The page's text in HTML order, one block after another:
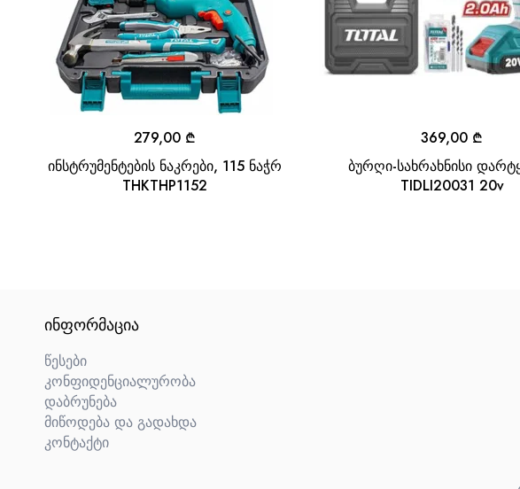
ინსტრუმენტების ნაკრები, 115 ნაჭრ
THKTHP1152
279,00 ₾
ბურღი-სახრახნისი
TIDLI20031 20v
369,00 ₾
ᲘᲜᲤᲝᲠᲛᲐᲪᲘᲐ
წესები
კონფიდენციალურობა
დაბრუნება
მიწოდება და გადახდა
კონტაქტი